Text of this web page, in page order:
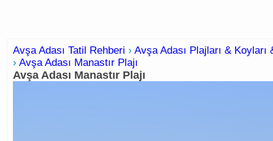
Avşa Adası Tatil Rehberi › Avşa Adası Plajları &
› Avşa Adası Manastır Plajı
Avşa Adası Manastır Plajı